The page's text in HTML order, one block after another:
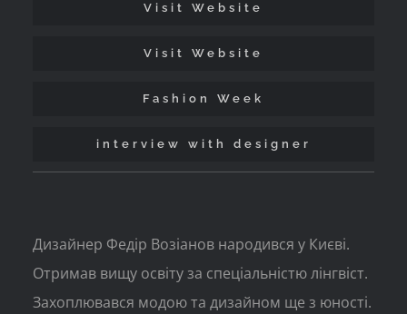
Visit Website
Visit Website
Fashion Week
interview with designer
Дизайнер Федір Возіанов народився у Києві.
Отримав вищу освіту за спеціальністю лінгвіст.
Захоплювався модою та дизайном ще з юності.